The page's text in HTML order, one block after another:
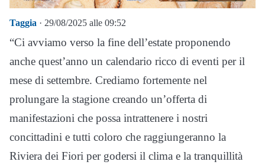
Taggia · 29/08/2025 alle 09:52
“Ci avviamo verso la fine dell’estate proponendo
anche quest’anno un calendario ricco di eventi per il
mese di settembre. Crediamo fortemente nel
prolungare la stagione creando un’offerta di
manifestazioni che possa intrattenere i nostri
concittadini e tutti coloro che raggiungeranno la
Riviera dei Fiori per godersi il clima e la tranquillità